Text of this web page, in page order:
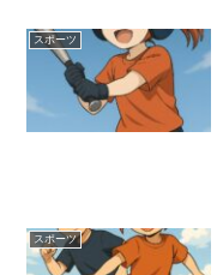
スポーツ
スポーツ